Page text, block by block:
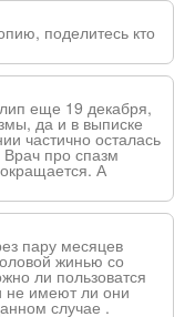
поделитесь кто
еще 19 декабря,
да и в выписке
частично осталась
Врач про спазм
А
пару месяцев
жинью со
ли пользоватся
не имеют ли они
случае .